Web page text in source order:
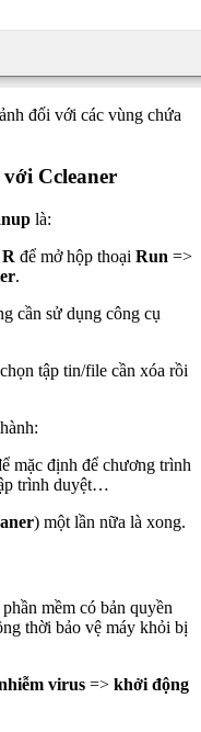
đối với các vùng chứa
Ccleaner
là:
để mở hộp thoại Run =>
.
cần sử dụng công cụ
tập tin/file cần xóa rồi
mặc định để chương trình
trình duyệt…
) một lần nữa là xong.
mềm có bản quyền
thời bảo vệ máy khỏi bị
virus => khởi động